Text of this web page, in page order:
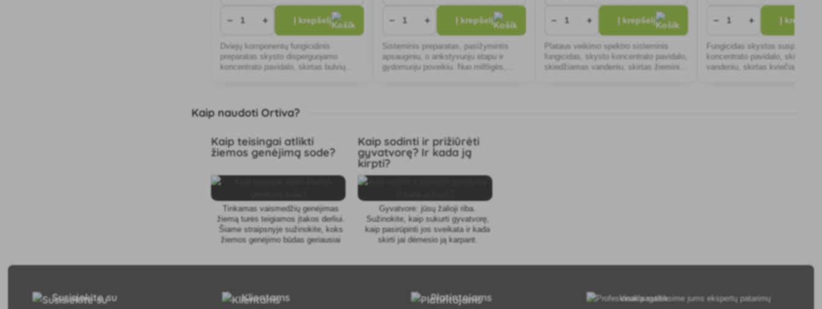
− + Į krepšelį
Dviejų komponentų fungicidinis
preparatas skysto disperguojamo
koncentrato pavidalo, skirtas bulvių
− + Į krepšelį
Sisteminis preparatas, pasižymintis
apsauginiu, o ankstyvuoju etapu ir
gydomuoju poveikiu. Nuo miltligės,
− + Į krepšelį
Plataus veikimo spektro sisteminis
fungicidas, skysto koncentrato pavidalo,
skiedžiamas vandeniu, skirtas žieminių
− + Į krepšelį
Fungicidas skystos suspensijos
koncentrato pavidalo,
vandeniu, skirtas kviečiams,
Kaip naudoti Ortiva?
Kaip teisingai atlikti
žiemos genėjimą sode?
Tinkamas vaismedžių genėjimas
žiemą turės teigiamos įtakos derliui.
Šiame straipsnyje sužinokite, koks
žiemos genėjimo būdas geriausiai
Kaip sodinti ir prižiūrėti
gyvatvorę? Ir kada ją
kirpti?
Gyvatvorė: jūsų žalioji riba.
Sužinokite, kaip sukurti gyvatvorę,
kaip pasirūpinti jos sveikata ir kada
skirti jai dėmesio ją karpant.
Susisiekite su Klientams Platintojams Visada suteiksime jums ekspertų patarimų